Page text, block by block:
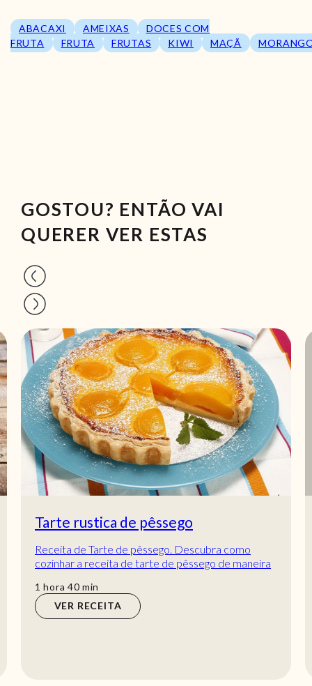
ABACAXI AMEIXAS
DOCES COM
FRUTA
FRUTA FRUTAS KIWI MAÇÃ
GOSTOU? ENTÃO VAI
QUERER VER ESTAS
Tarte rustica de pêssego
Receita de Tarte de pêssego. Descubra como
cozinhar a receita de tarte de pêssego de maneira
1 hora
hora 40min
min
VER RECEITA